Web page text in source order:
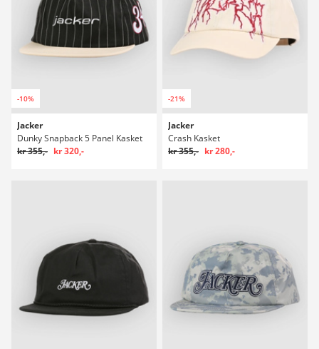
-10%
Jacker
Dunky Snapback 5 Panel Kasket
kr 355,- kr 320,-
-21%
Jacker
Crash Kasket
kr 355,- kr 280,-